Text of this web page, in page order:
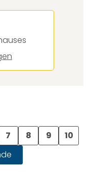
7 8 9
10